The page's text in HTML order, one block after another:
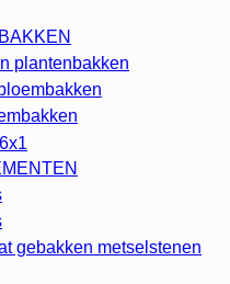
plantenbakken
gebakken metselstenen